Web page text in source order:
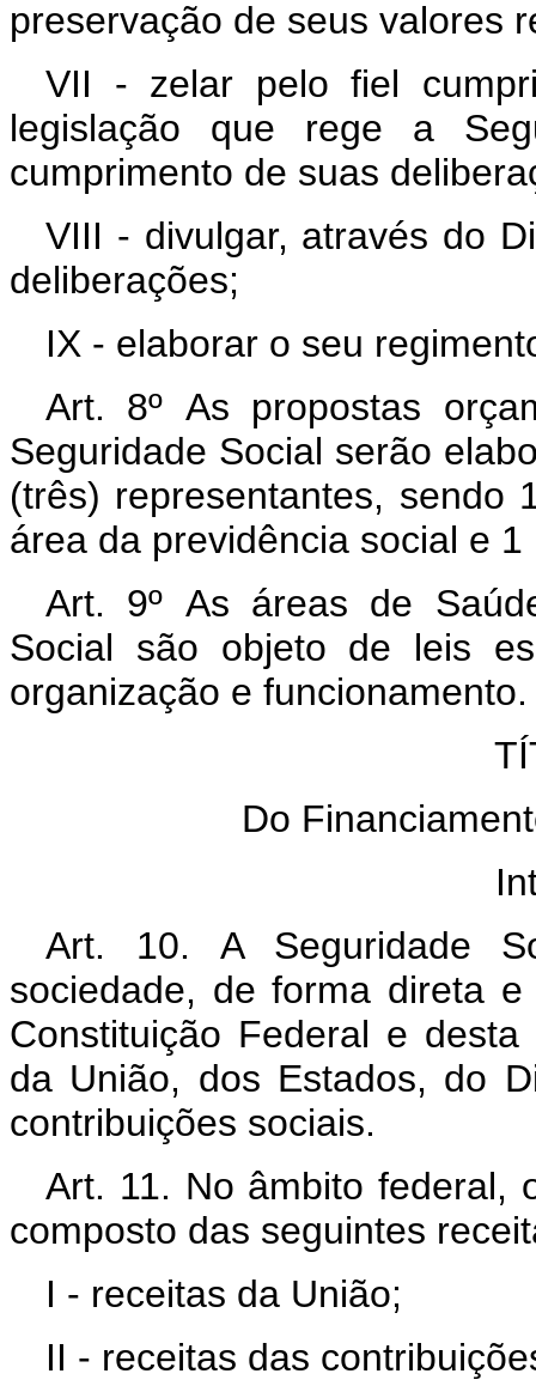
preservação de seus valores
VII - zelar pelo fiel
legislação que rege a
cumprimento de suas
VIII - divulgar, através do
deliberações;
IX - elaborar o seu
Art. 8º As propostas
Seguridade Social serão
(três) representantes,
área da previdência social e
Art. 9º As áreas de
Social são objeto de leis
organização e funcionamento.
Do
Art. 10. A Seguridade
sociedade, de forma direta
Constituição Federal e
da União, dos Estados, do
contribuições sociais.
Art. 11. No âmbito federal,
composto das seguintes
I - receitas da União;
II - receitas das